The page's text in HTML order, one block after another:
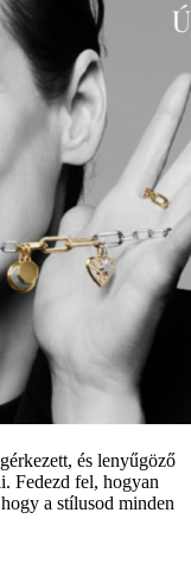
és lenyűgöző
Fedezd fel, hogyan
a stílusod minden